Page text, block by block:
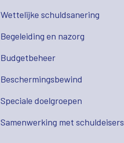
Wettelijke schuldsanering
Begeleiding en nazorg
Budgetbeheer
Beschermingsbewind
Speciale doelgroepen
Samenwerking met schuldeisers